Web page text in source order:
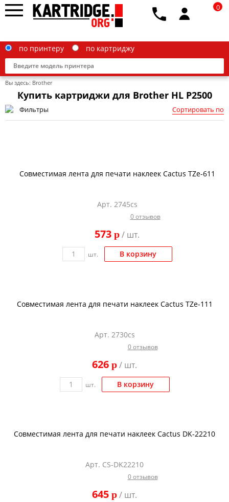
Konica Minolta
OKI
Для франкировальной машины
Тонер и девелопер
по принтеру по картриджу
0
Вы здесь: Brother
Купить картриджи для Brother HL P2500
Фильтры Сортировать по
Совместимая лента для печати наклеек Cactus TZe-611
Арт. 2745cs
0 отзывов
573 p/ шт.
шт. В корзину
Совместимая лента для печати наклеек Cactus TZe-111
Арт. 2730cs
0 отзывов
626 p/ шт.
шт. В корзину
Совместимая лента для печати наклеек Cactus DK-22210
Арт. CS-DK22210
0 отзывов
645 p/ шт.